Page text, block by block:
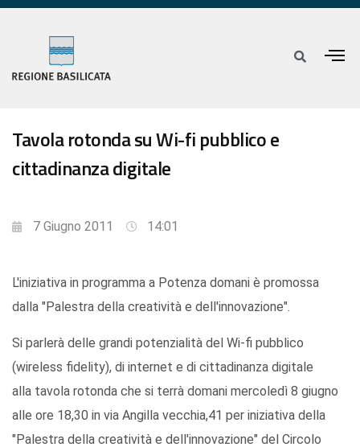
Tavola rotonda su Wi-fi pubblico e
cittadinanza digitale
7 Giugno 2011 14:01
L'iniziativa in programma a Potenza domani è promossa
dalla "Palestra della creatività e dell'innovazione".
Si parlerà delle grandi potenzialità del Wi-fi pubblico
(wireless fidelity), di internet e di cittadinanza digitale
alla tavola rotonda che si terrà domani mercoledì 8 giugno
alle ore 18,30 in via Angilla vecchia,41 per iniziativa della
"Palestra della creatività e dell'innovazione" del Circolo